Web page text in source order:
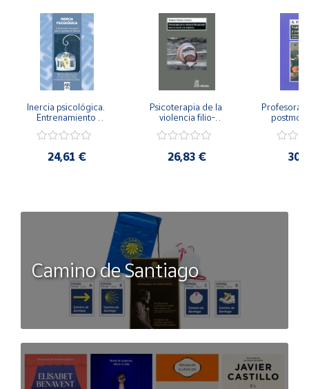
Inercia psicológica.
Entrenamiento
Igualdad de Género.
24,61 €
Psicoterapia de la
violencia filio-
secreto y la
26,83 €
Camino de Santiago